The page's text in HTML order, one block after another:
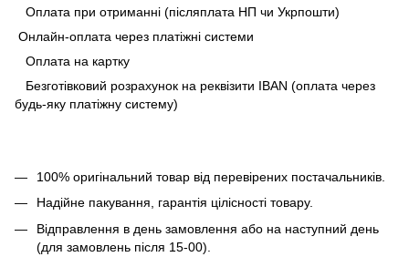
Оплата при отриманні (післяплата НП чи Укрпошти)
Онлайн-оплата через платіжні системи
Оплата на картку
Безготівковий розрахунок на реквізити IBAN (оплата через
будь-яку платіжну систему)
100% оригінальний товар від перевірених постачальників.
Надійне пакування, гарантія цілісності товару.
Відправлення в день замовлення або на наступний день
(для замовлень після 15-00).